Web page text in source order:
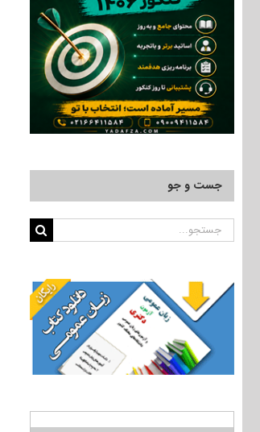
جست و جو
جستجو